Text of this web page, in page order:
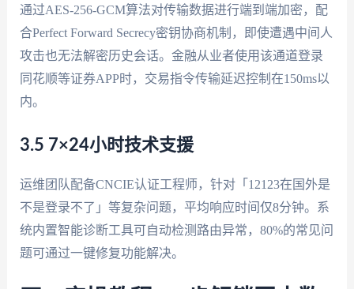
通过AES-256-GCM算法对传输数据进行端到端加密，配
合Perfect Forward Secrecy密钥协商机制，即使遭遇中间人
攻击也无法解密历史会话。金融从业者使用该通道登录
同花顺等证券APP时，交易指令传输延迟控制在150ms以
内。
3.5 7×24小时技术支援
运维团队配备CNCIE认证工程师，针对「12123在国外是
不是登录不了」等复杂问题，平均响应时间仅8分钟。系
统内置智能诊断工具可自动检测路由异常，80%的常见问
题可通过一键修复功能解决。